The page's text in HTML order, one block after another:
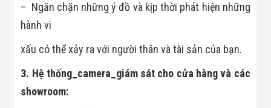
Nhận Diện
Thiết Bị Theo
Thiết Bị Ngành
– Ngăn chặn những ý đồ và kịp thời phát hiện những
hành vi
xấu có thể xảy ra với người thân và tài sản của bạn.
3. Hệ thống_camera_giám sát cho cửa hàng và các
showroom: